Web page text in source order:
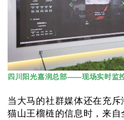
四川阳光嘉润总部——现场实时监
当大马的社群媒体还在充
猫山王榴梿的信息时，来